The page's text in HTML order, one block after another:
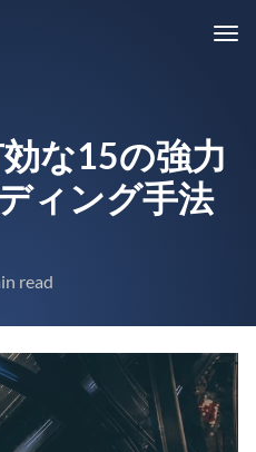
な15の強力
ィング手法
read